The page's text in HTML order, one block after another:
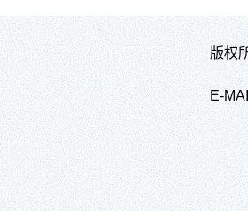
版权
E-